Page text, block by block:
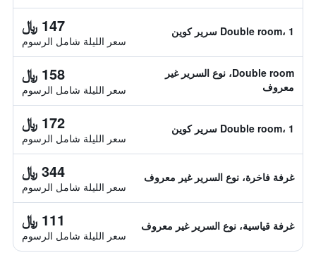
Double room، 1 سرير كوين 147 ﷼
سعر الليلة شامل الرسوم
Double room، نوع السرير غير
معروف
158 ﷼
سعر الليلة شامل الرسوم
Double room، 1 سرير كوين 172 ﷼
سعر الليلة شامل الرسوم
غرفة فاخرة، نوع السرير غير معروف 344 ﷼
سعر الليلة شامل الرسوم
غرفة قياسية، نوع السرير غير معروف 111 ﷼
سعر الليلة شامل الرسوم